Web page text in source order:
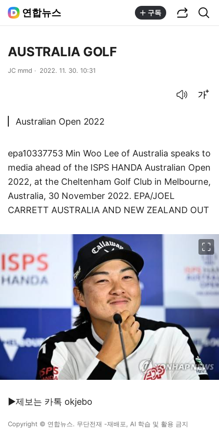
연합뉴스 구독
AUSTRALIA GOLF
JC mmd 2022. 11. 30. 10:31
Australian Open 2022
epa10337753 Min Woo Lee of Australia speaks to
media ahead of the ISPS HANDA Australian Open
2022, at the Cheltenham Golf Club in Melbourne,
Australia, 30 November 2022. EPA/JOEL
CARRETT AUSTRALIA AND NEW ZEALAND OUT
▶제보는 카톡 okjebo
Copyright © 연합뉴스. 무단전재 -재배포, AI 학습 및 활용 금지